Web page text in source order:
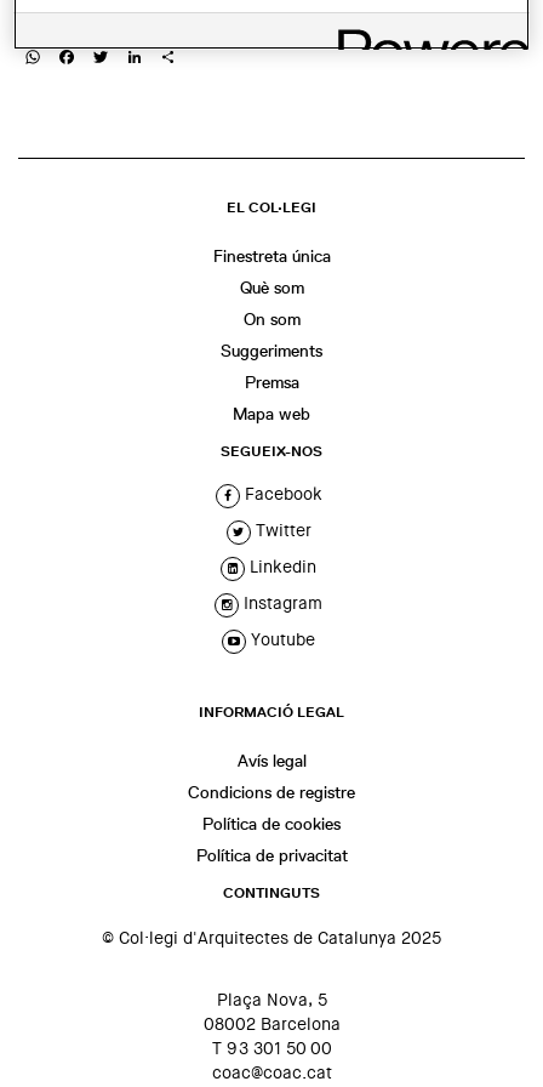
WhatsApp
Facebook
TwitterLinkedIn
Share
EL COL·LEGI
Finestreta única
Què som
On som
Suggeriments
Premsa
Mapa web
SEGUEIX-NOS
Facebook
Twitter
Linkedin
Instagram
Youtube
INFORMACIÓ LEGAL
Avís legal
Condicions de registre
Política de cookies
Política de privacitat
CONTINGUTS
© Col·legi d'Arquitectes de Catalunya 2025
Plaça Nova, 5
08002 Barcelona
T 93 301 50 00
coac@coac.cat